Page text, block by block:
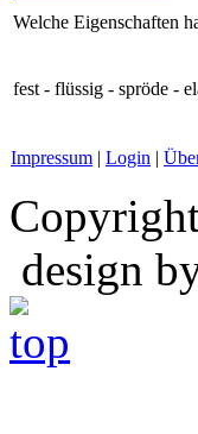
Welche Eigenschaften
fest - flüssig - spröde -
Impressum | Login |
design